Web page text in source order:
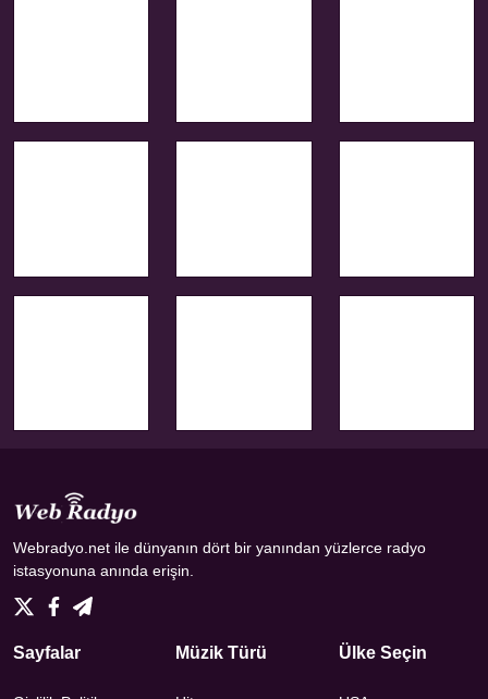
Webradyo.net ile dünyanın dört bir yanından yüzlerce radyo
istasyonuna anında erişin.
Sayfalar Müzik Türü Ülke Seçin